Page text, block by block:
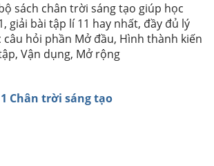
sách chân trời sáng tạo giúp học
giải bài tập lí 11 hay nhất, đầy đủ lý
hỏi phần Mở đầu, Hình thành kiến
Vận dụng, Mở rộng
Chân trời sáng tạo